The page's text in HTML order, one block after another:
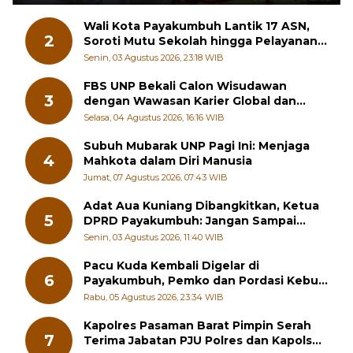
2
Wali Kota Payakumbuh Lantik 17 ASN,
Soroti Mutu Sekolah hingga Pelayanan
RSUD
Senin, 03 Agustus 2026, 23:18 WIB
3
FBS UNP Bekali Calon Wisudawan
dengan Wawasan Karier Global dan
Kewirausahaan Kreatif
Selasa, 04 Agustus 2026, 16:16 WIB
4
Subuh Mubarak UNP Pagi Ini: Menjaga
Mahkota dalam Diri Manusia
Jumat, 07 Agustus 2026, 07:43 WIB
5
Adat Aua Kuniang Dibangkitkan, Ketua
DPRD Payakumbuh: Jangan Sampai
Generasi Muda Hilang Jati Diri
Senin, 03 Agustus 2026, 11:40 WIB
6
Pacu Kuda Kembali Digelar di
Payakumbuh, Pemko dan Pordasi Kebut
Persiapan!
Rabu, 05 Agustus 2026, 23:34 WIB
7
Kapolres Pasaman Barat Pimpin Serah
Terima Jabatan PJU Polres dan Kapolsek